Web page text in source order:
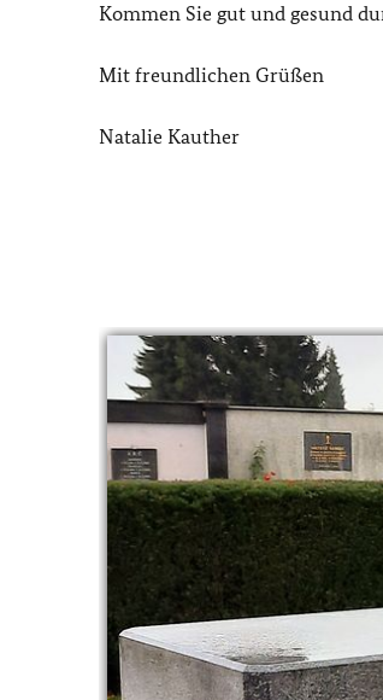
Kommen Sie gut und gesund
Mit freundlichen Grüßen
Natalie Kauther